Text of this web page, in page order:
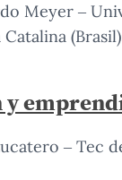
Meyer –
(Brasil)
y
– Tec